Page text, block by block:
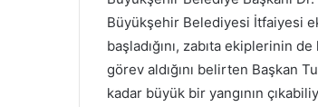
Büyükşehir Belediyesi İtfaiyesi
başladığını, zabıta ekiplerinin
görev aldığını belirten Başkan
kadar büyük bir yangının